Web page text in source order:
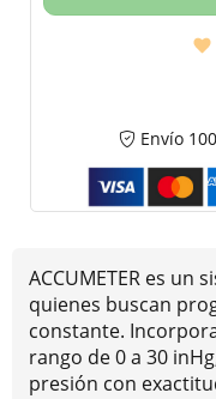
Envío
ACCUMETER es un
quienes buscan
constante.
rango de 0 a 30
presión con